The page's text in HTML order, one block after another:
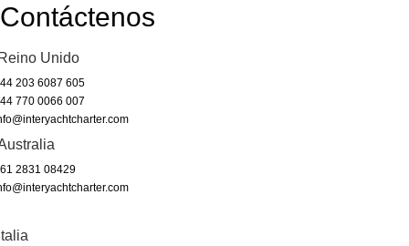
Contáctenos
Unido
203 6087 605
770 0066 007
2831 08429